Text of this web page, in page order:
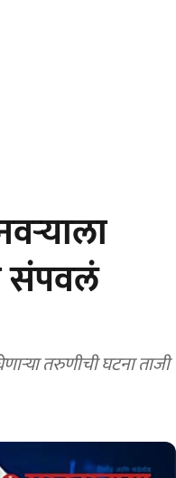
संपवलं
तरुणीची घटना ताजी